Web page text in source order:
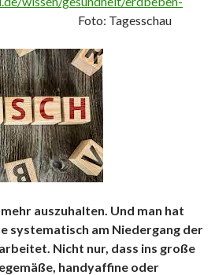
Tagesschau
auszuhalten. Und man hat
systematisch am Niedergang der
Nicht nur, dass ins große
handyaffine oder